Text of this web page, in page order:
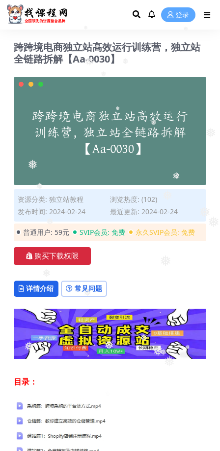
❅
❅
❅ ❅
❅
❅
❅
❅
❅
❅
❅
❅
❅
❅
❅
❅
❅
❅
登录
跨跨境电商独立站高效运行训练营，独立站
全链路拆解【Aa-0030】
资源分类: 独立站教程
浏览热度: (102)
发布时间: 2024-02-24
最近更新: 2024-02-24
普通用户: 59元 SVIP会员: 免费 永久SVIP会员: 免费
购买下载权限
详情介绍 常见问题
目录：